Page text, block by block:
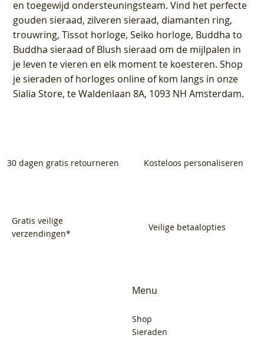
en toegewijd ondersteuningsteam. Vind het perfecte
gouden sieraad, zilveren sieraad, diamanten ring,
trouwring, Tissot horloge, Seiko horloge, Buddha to
Buddha sieraad of Blush sieraad om de mijlpalen in
je leven te vieren en elk moment te koesteren. Shop
je sieraden of horloges online of kom langs in onze
Sialia Store, te Waldenlaan 8A, 1093 NH Amsterdam.
30 dagen gratis retourneren Kosteloos personaliseren
Gratis veilige
verzendingen*
Veilige betaalopties
Menu
Shop
Sieraden